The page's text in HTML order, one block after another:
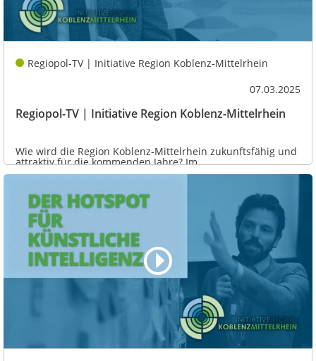
Regiopol-TV | Initiative Region Koblenz-Mittelrhein
07.03.2025
Regiopol-TV | Initiative Region Koblenz-Mittelrhein
Wie wird die Region Koblenz-Mittelrhein zukunftsfähig und
attraktiv für die kommenden Jahre? Im...